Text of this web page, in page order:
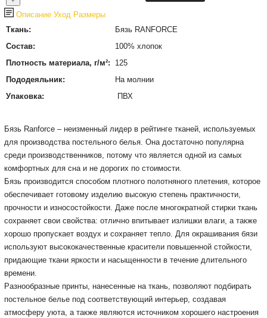
Описание Уход Размеры
Ткань:
Бязь RANFORCE
Состав:
100% хлопок
Плотность материала, г/м²:
125
Пододеяльник:
На молнии
Упаковка:
ПВХ
Бязь Ranforce – неизменный лидер в рейтинге тканей, используемых
для производства постельного белья. Она достаточно популярна
среди производственников, потому что является одной из самых
комфортных для сна и не дорогих по стоимости.
Бязь производится способом плотного полотняного плетения, которое
обеспечивает готовому изделию высокую степень практичности,
прочности и износостойкости. Даже после многократной стирки ткань
сохраняет свои свойства: отлично впитывает излишки влаги, а также
хорошо пропускает воздух и сохраняет тепло. Для окрашивания бязи
используют высококачественные красители повышенной стойкости,
придающие ткани яркости и насыщенности в течение длительного
времени.
Разнообразные принты, нанесенные на ткань, позволяют подбирать
постельное белье под соответствующий интерьер, создавая
атмосферу уюта, а также являются источником хорошего настроения